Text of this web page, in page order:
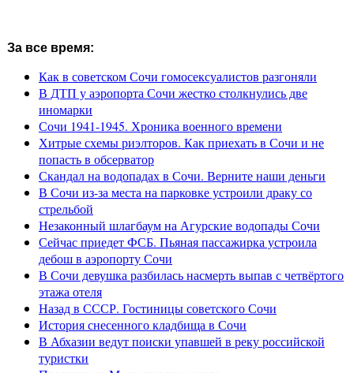
За все время:
Как в советском Сочи гомосексуалистов разгоняли
В ДТП у аэропорта Сочи жестко столкнулись две
иномарки
Сочи 1941-1945. Хроника военного времени
Хитрые схемы риэлторов. Как приехать в Сочи и не
попасть в обсерватор
Скандал на водопадах в Сочи. Верните наши деньги
В Сочи из-за места на парковке устроили драку со
стрельбой
Незаконный шлагбаум на Агурские водопады Сочи
Сейчас приедет ФСБ. Пьяная пассажирка устроила
дебош в аэропорту Сочи
В Сочи девушка разбилась насмерть выпав с четвёртого
этажа отеля
Назад в СССР. Гостиницы советского Сочи
История снесенного кладбища в Сочи
В Абхазии ведут поиски упавшей в реку российской
туристки